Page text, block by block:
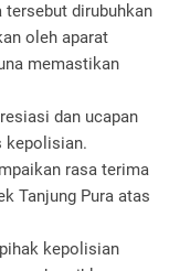
tersebut dirubuhkan
oleh aparat
memastikan
dan ucapan
kepolisian.
rasa terima
Tanjung Pura atas
kepolisian